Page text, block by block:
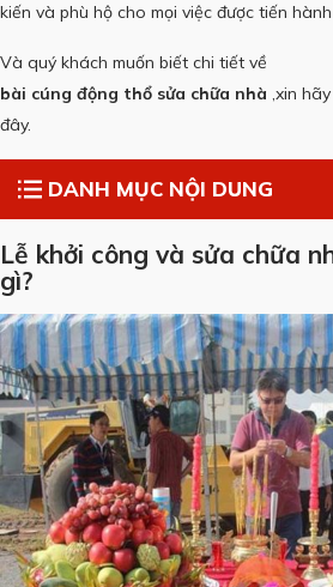
kiến và phù hộ cho mọi việc được tiến
Và quý khách muốn biết chi tiết về
bài cúng động thổ sửa chữa nhà ,xin
đây.
DANH MỤC NỘI DUNG
Lễ khởi công và sửa chữa
gì?